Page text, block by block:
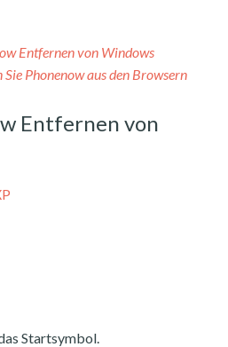
Entfernen von Windows
Sie Phonenow aus den Browsern
Entfernen von
Startsymbol.